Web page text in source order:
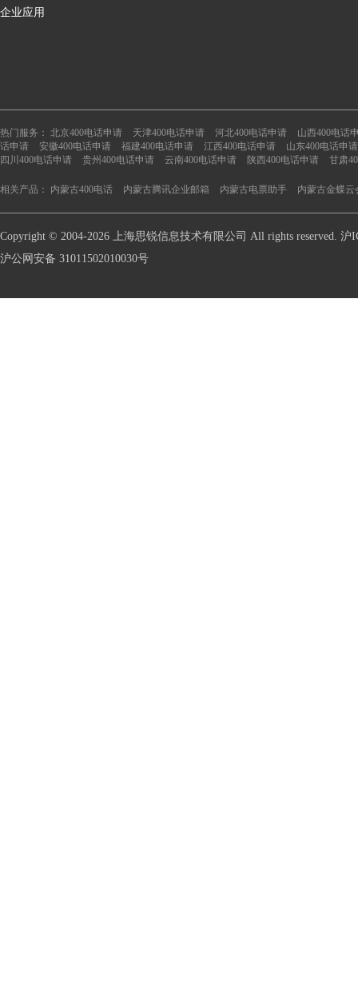
企业应用
热门服务： 北京400电话申请 天津400电话申请 河北400电话申请
山西400电话
话申请
安徽400电话申请 福建400电话申请 江西400电话申请
山东400电话申请
四川400电话申请
贵州400电话申请 云南400电话申请 陕西400电话申请 甘肃
相关产品： 内蒙古400电话 内蒙古腾讯企业邮箱 内蒙古电票助手 内蒙古金蝶云
Copyright © 2004-2026 上海思锐信息技术有限公司 All rights reserved. 沪
沪公网安备 31011502010030号